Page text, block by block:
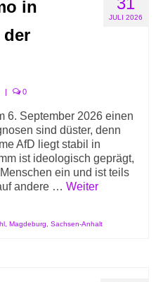
JULI 2026
in
der
| 0
6. September 2026 einen
sind düster, denn
AfD liegt stabil in
ist ideologisch geprägt,
ein und ist teils
andere … Weiter
Magdeburg Sachsen-Anhalt